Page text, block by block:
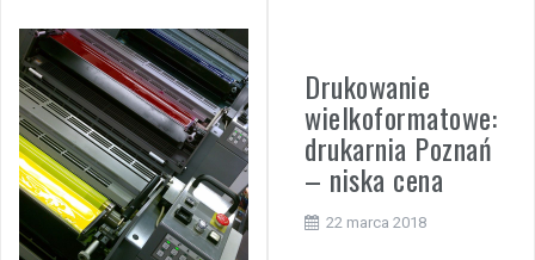
Drukowanie
wielkoformatowe:
drukarnia Poznań
– niska cena
22 marca 2018